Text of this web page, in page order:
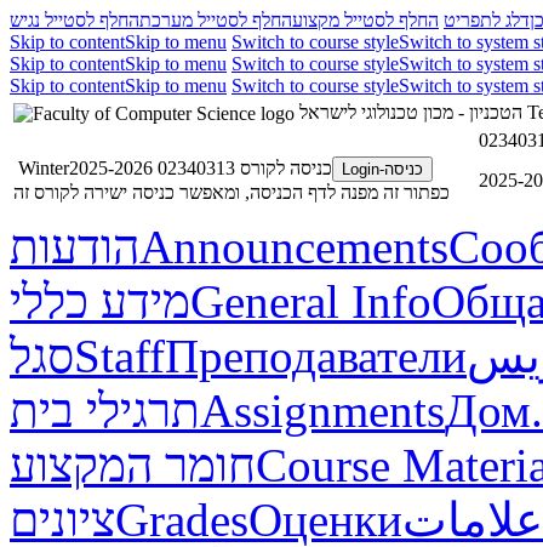
דלג לתפריט החלף לסטייל מקצועהחלף לסטייל מערכתהחלף לסטייל נגיש
Skip to contentSkip to menu Switch to course styleSwitch to system
Skip to contentSkip to menu Switch to course styleSwitch to system
Skip to contentSkip to menu Switch to course styleSwitch to system
כניסה-Login
כניסה לקורס 02340313 Winter2025-2026
כפתור זה מפנה לדף הכניסה, ומאפשר כניסה ישירה לקורס זה
הודעותAnnouncements
מידע כלליGeneral Info
סגלStaffПреподаватели
תרגילי ביתAssignmentsДом.
חומר המקצועCourse
ציוניםGradesОценкиعلامات